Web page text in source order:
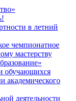
в летний
чемпионатное
мастерству
обучающихся
академического
деятельности